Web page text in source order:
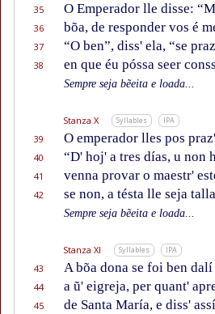
35 O Emperador lle disse:
36
bõa, de responder vos é
37
“O ben”, diss' ela, “se
38
en que éu póssa seer
Sempre seja bẽeita e loada...
Stanza X Syllables IPA
39 O emperador lles pos
40
“D' hoj' a tres días, u non
41
venna provar o maestr'
42
se non, a tésta lle seja
Sempre seja bẽeita e loada...
Stanza XI Syllables IPA
43 A bõa dona se foi ben dalí
44
a ũ' eigreja, per quant'
45
de Santa María, e diss'